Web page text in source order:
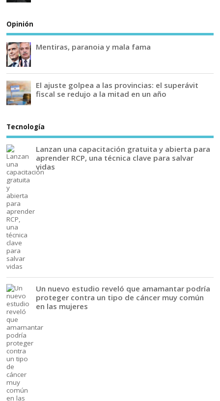
Opinión
Mentiras, paranoia y mala fama
El ajuste golpea a las provincias: el superávit
fiscal se redujo a la mitad en un año
Tecnología
Lanzan una capacitación gratuita y abierta para
aprender RCP, una técnica clave para salvar
vidas
Un nuevo estudio reveló que amamantar podría
proteger contra un tipo de cáncer muy común
en las mujeres